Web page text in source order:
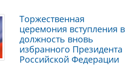
Торжественная
церемония вступления в
должность вновь
избранного Президента
Российской Федерации